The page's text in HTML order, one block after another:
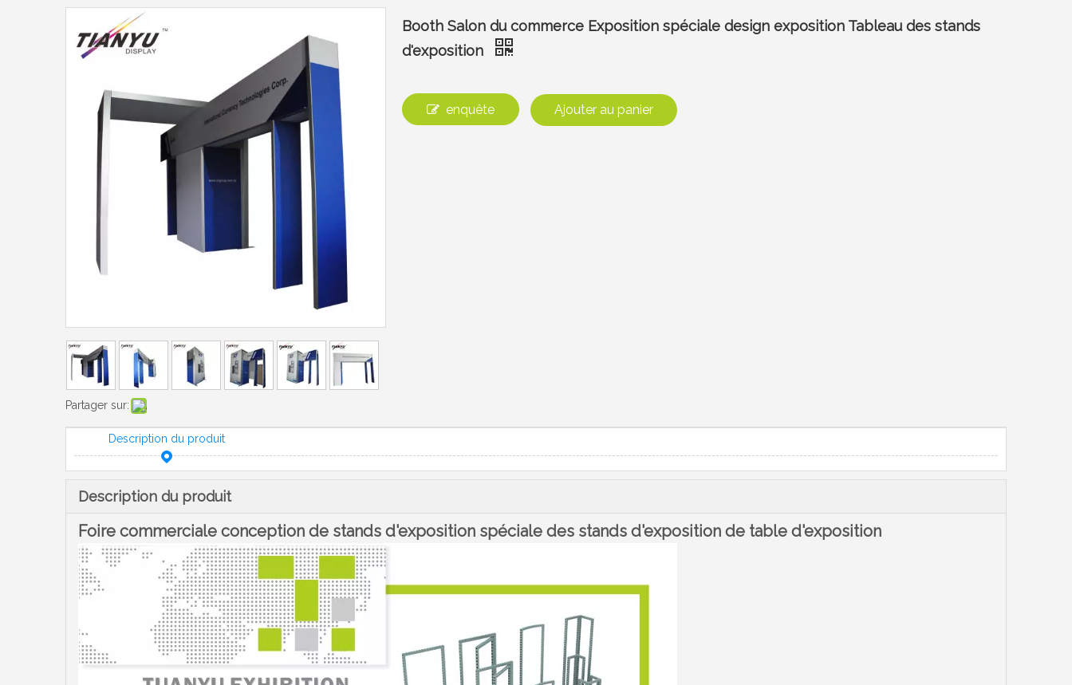
Partager sur:
Booth Salon du commerce Exposition spéciale design exposition Tableau des stands
d'exposition
enquête Ajouter au panier
Description du produit
Description du produit
Foire commerciale conception de stands d'exposition spéciale des stands d'exposition de table d'exposition